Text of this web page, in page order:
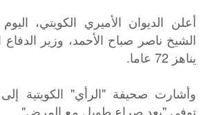
أعلن الديوان الأميري الكويتي،
الشيخ ناصر صباح الأحمد، وزير
يناهز 72 عاما.
وأشارت صحيفة "الرأي" الكويتية
توفي "بعد صراع طويل مع المرض".